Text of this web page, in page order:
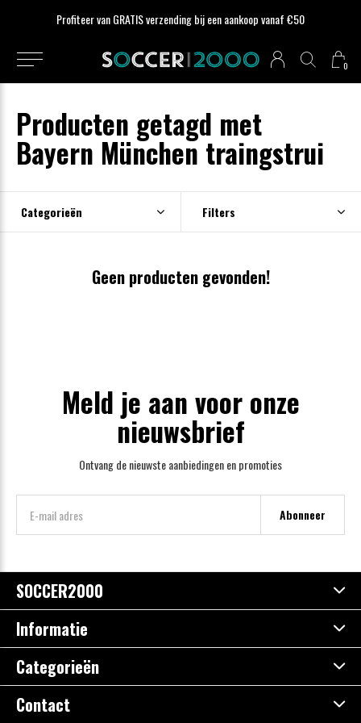
0
Profiteer van GRATIS verzending bij een aankoop vanaf €50
Producten getagd met
Bayern München traingstrui
Categorieën Filters
Geen producten gevonden!
Meld je aan voor onze
nieuwsbrief
Ontvang de nieuwste aanbiedingen en promoties
Abonneer
SOCCER2000
Informatie
Categorieën
Contact